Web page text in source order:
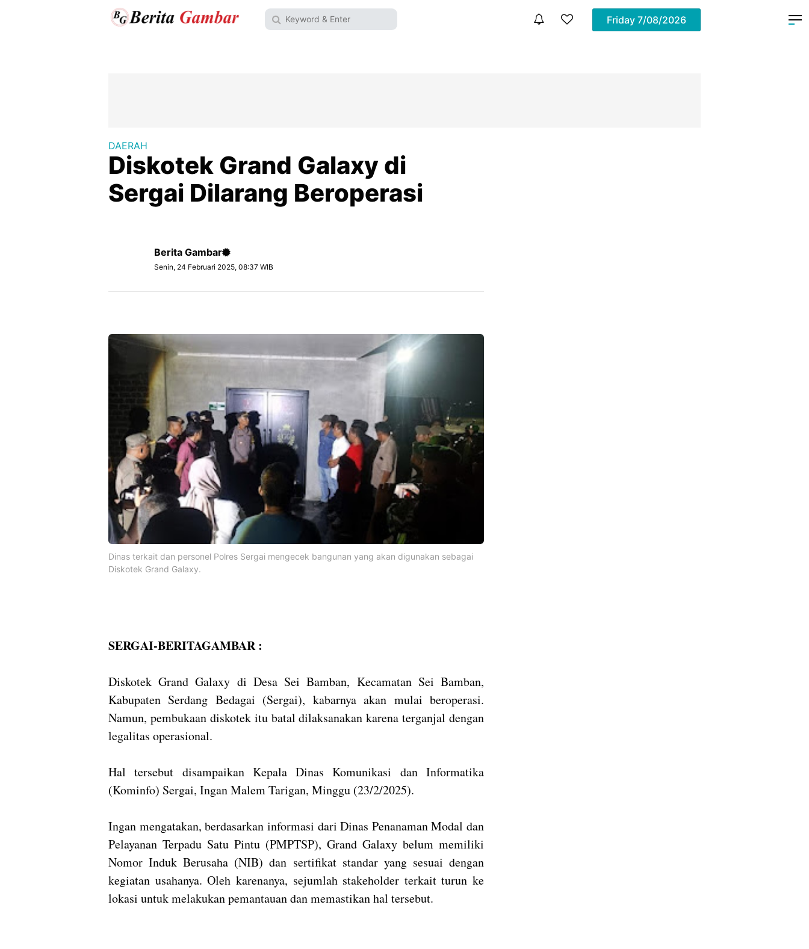
Friday 7/08/2026
DAERAH
Diskotek Grand Galaxy di
Sergai Dilarang Beroperasi
Berita Gambar
Senin, 24 Februari 2025, 08:37 WIB
Dinas terkait dan personel Polres Sergai mengecek bangunan yang akan digunakan sebagai
Diskotek Grand Galaxy.
SERGAI-BERITAGAMBAR :
Diskotek Grand Galaxy di Desa Sei Bamban, Kecamatan Sei Bamban,
Kabupaten Serdang Bedagai (Sergai), kabarnya akan mulai beroperasi.
Namun, pembukaan diskotek itu batal dilaksanakan karena terganjal dengan
legalitas operasional.
Hal tersebut disampaikan Kepala Dinas Komunikasi dan Informatika
(Kominfo) Sergai, Ingan Malem Tarigan, Minggu (23/2/2025).
Ingan mengatakan, berdasarkan informasi dari Dinas Penanaman Modal dan
Pelayanan Terpadu Satu Pintu (PMPTSP), Grand Galaxy belum memiliki
Nomor Induk Berusaha (NIB) dan sertifikat standar yang sesuai dengan
kegiatan usahanya. Oleh karenanya, sejumlah stakeholder terkait turun ke
lokasi untuk melakukan pemantauan dan memastikan hal tersebut.